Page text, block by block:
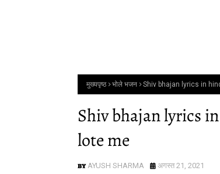
मुख्यपृष्ठ भोले भजन Shiv bhajan lyrics in
Shiv bhajan lyrics
lote me
AYUSH SHARMA अगस्त 21, 2021